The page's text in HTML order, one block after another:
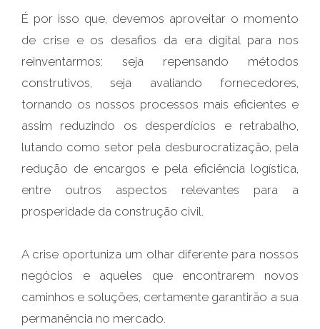
É por isso que, devemos aproveitar o momento
de crise e os desafios da era digital para nos
reinventarmos: seja repensando métodos
construtivos, seja avaliando fornecedores,
tornando os nossos processos mais eficientes e
assim reduzindo os desperdícios e retrabalho,
lutando como setor pela desburocratização, pela
redução de encargos e pela eficiência logística,
entre outros aspectos relevantes para a
prosperidade da construção civil.
A crise oportuniza um olhar diferente para nossos
negócios e aqueles que encontrarem novos
caminhos e soluções, certamente garantirão a sua
permanência no mercado.